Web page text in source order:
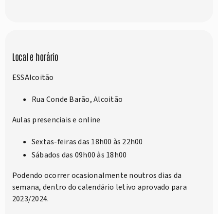
Local e horário
ESSAlcoitão
Rua Conde Barão, Alcoitão
Aulas presenciais e online
Sextas-feiras das 18h00 às 22h00
Sábados das 09h00 às 18h00
Podendo ocorrer ocasionalmente noutros dias da
semana, dentro do calendário letivo aprovado para
2023/2024.